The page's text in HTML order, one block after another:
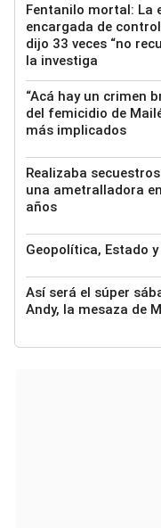
Fentanilo mortal: La
encargada de
dijo 33 veces “no
la investiga
“Acá hay un crimen
del femicidio de
más implicados
Realizaba
una ametralladora
años
Geopolítica, Estado
Así será el súper
Andy, la mesaza de